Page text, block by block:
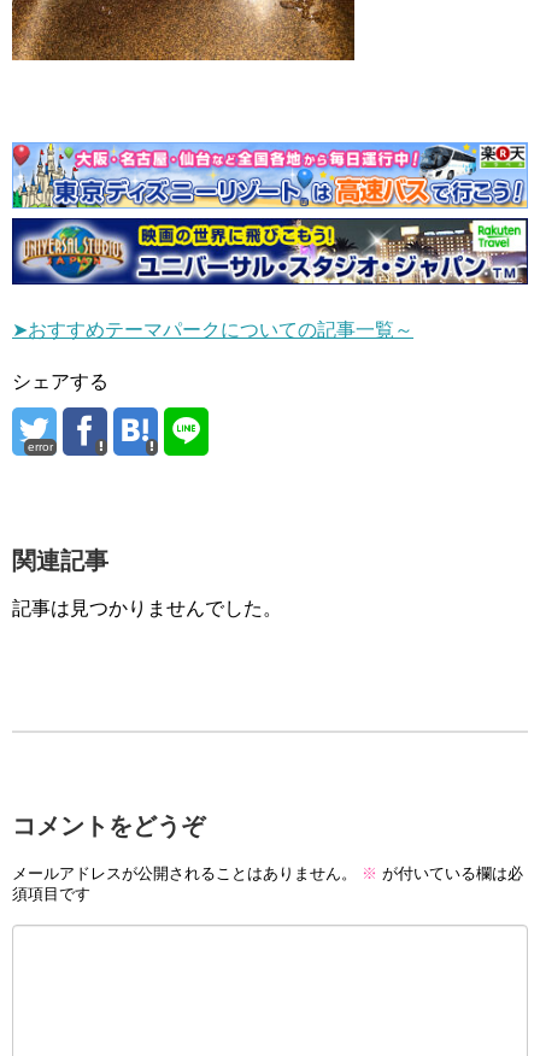
➤おすすめテーマパークについての記事一覧～
シェアする
error
関連記事
記事は見つかりませんでした。
コメントをどうぞ
メールアドレスが公開されることはありません。 ※ が付いている欄は必
須項目です